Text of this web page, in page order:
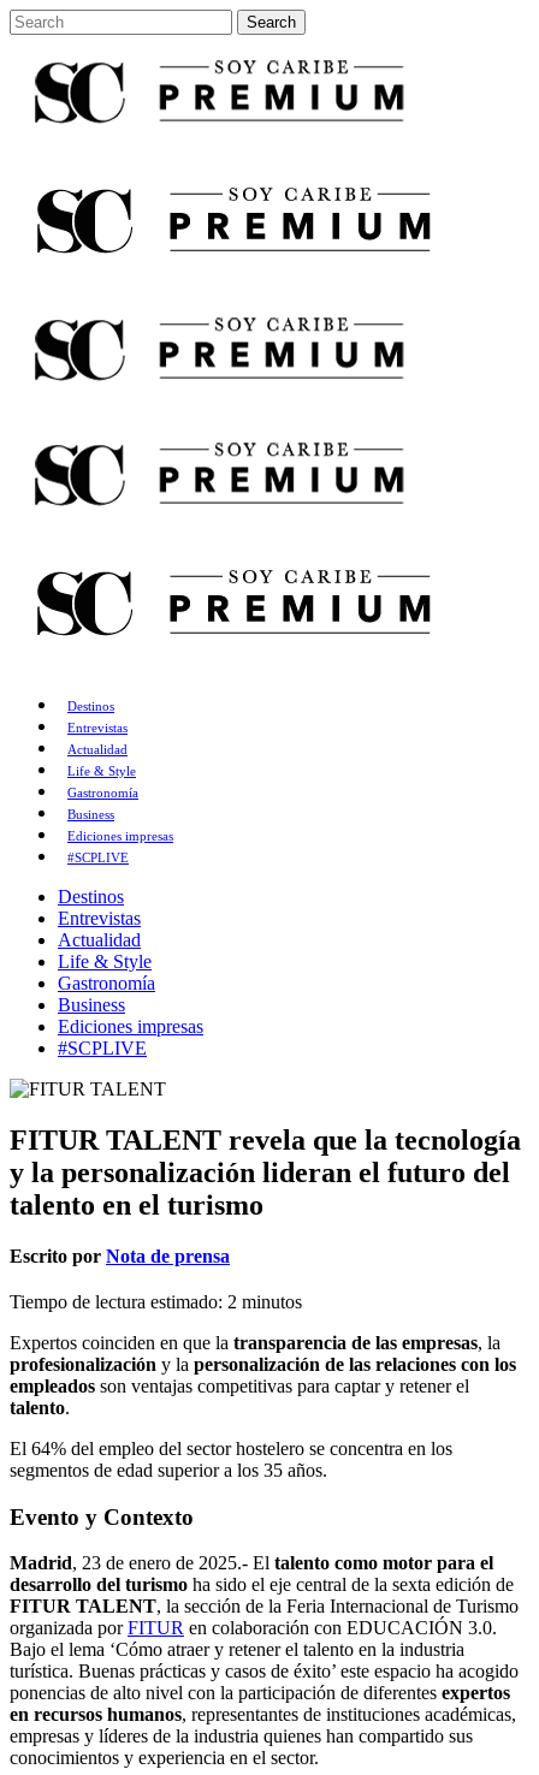
Destinos
Entrevistas
Actualidad
Life & Style
Gastronomía
Business
Ediciones impresas
#SCPLIVE
Destinos
Entrevistas
Actualidad
Life & Style
Gastronomía
Business
Ediciones impresas
#SCPLIVE
FITUR TALENT revela que la tecnología
y la personalización lideran el futuro del
talento en el turismo
Escrito por Nota de prensa
Tiempo de lectura estimado: 2 minutos
Expertos coinciden en que la transparencia de las empresas, la
profesionalización y la personalización de las relaciones con los
empleados son ventajas competitivas para captar y retener el
talento.
El 64% del empleo del sector hostelero se concentra en los
segmentos de edad superior a los 35 años.
Evento y Contexto
Madrid, 23 de enero de 2025.- El talento como motor para el
desarrollo del turismo ha sido el eje central de la sexta edición de
FITUR TALENT, la sección de la Feria Internacional de Turismo
organizada porFITUR en colaboración con EDUCACIÓN 3.0.
Bajo el lema ‘Cómo atraer y retener el talento en la industria
turística. Buenas prácticas y casos de éxito’ este espacio ha acogido
ponencias de alto nivel con la participación de diferentes expertos
en recursos humanos, representantes de instituciones académicas,
empresas y líderes de la industria quienes han compartido sus
conocimientos y experiencia en el sector.